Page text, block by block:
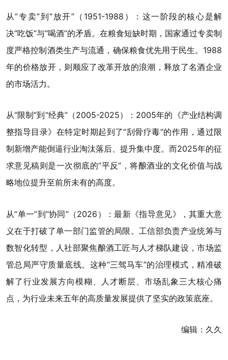
从“专卖”到“放开”（1951-1988）：这一阶段的核心是解
决“吃饭”与“喝酒”的矛盾。在粮食短缺时期，国家通过专卖制
度严格控制酒类生产与流通，确保粮食优先用于民生。1988
年的价格放开，则顺应了改革开放的浪潮，释放了名酒企业
的市场活力。
从“限制”到“经典”（2005-2025）：2005年的《产业结构调
整指导目录》在特定时期起到了“刮骨疗毒”的作用，通过限
制新增产能倒逼行业淘汰落后、提升集中度。而2025年的征
求意见稿则是一次彻底的“平反”，将酿酒业的文化价值与战
略地位提升至前所未有的高度。
从“单一”到“协同”（2026）：最新《指导意见》，其重大意
义在于打破了单一部门监管的局限。工信部负责产业统筹与
数智化转型，人社部聚焦酿酒工匠与人才梯队建设，市场监
管总局严守质量底线。这种“三驾马车”的治理模式，精准破
解了行业发展方向模糊、人才断层、市场乱象三大核心痛
点，为行业未来五年的高质量发展提供了坚实的政策底座。
编辑：久久